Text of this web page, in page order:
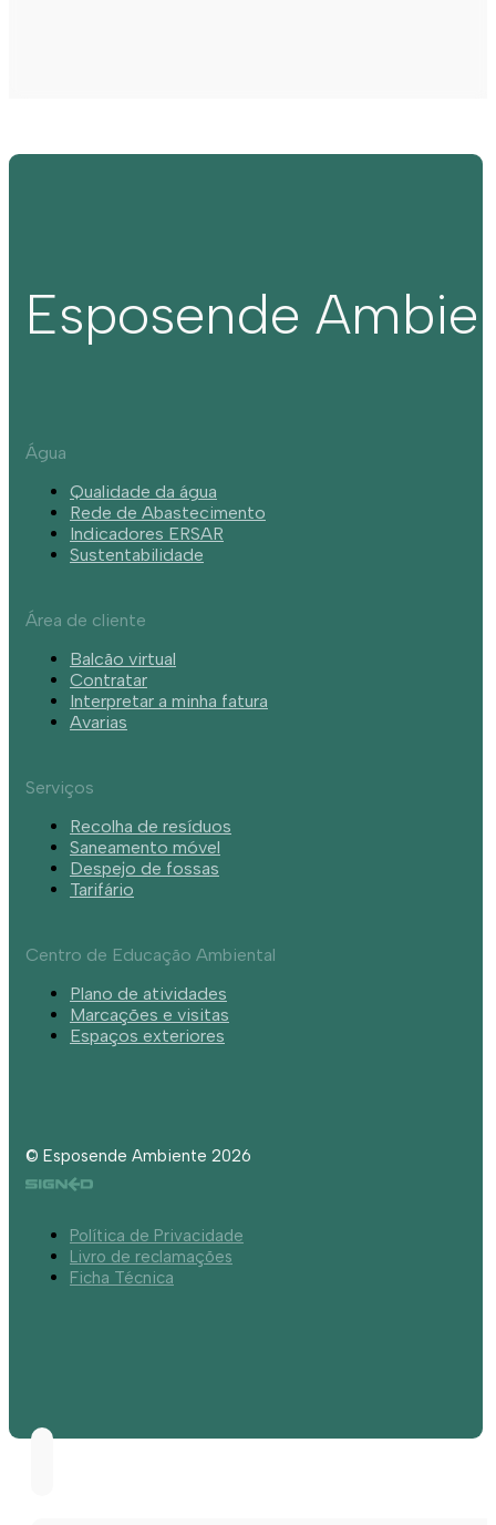
Esposende
Água
Qualidade da água
Rede de Abastecimento
Indicadores ERSAR
Sustentabilidade
Área de cliente
Balcão virtual
Contratar
Interpretar a minha fatura
Avarias
Serviços
Recolha de resíduos
Saneamento móvel
Despejo de fossas
Tarifário
Centro de Educação Ambiental
Plano de atividades
Marcações e visitas
Espaços exteriores
© Esposende Ambiente 2026
Política de Privacidade
Livro de reclamações
Ficha Técnica